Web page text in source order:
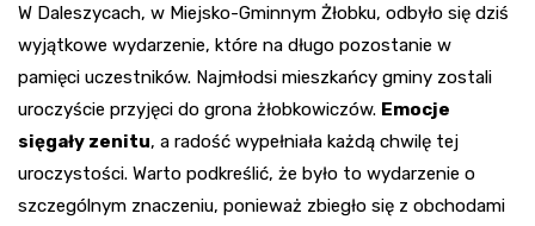
W Daleszycach, w Miejsko-Gminnym Żłobku, odbyło się dziś
wyjątkowe wydarzenie, które na długo pozostanie w
pamięci uczestników. Najmłodsi mieszkańcy gminy zostali
uroczyście przyjęci do grona żłobkowiczów. Emocje
sięgały zenitu, a radość wypełniała każdą chwilę tej
uroczystości. Warto podkreślić, że było to wydarzenie o
szczególnym znaczeniu, ponieważ zbiegło się z obchodami